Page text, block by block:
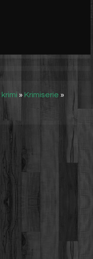
krimi » Krimiserie »